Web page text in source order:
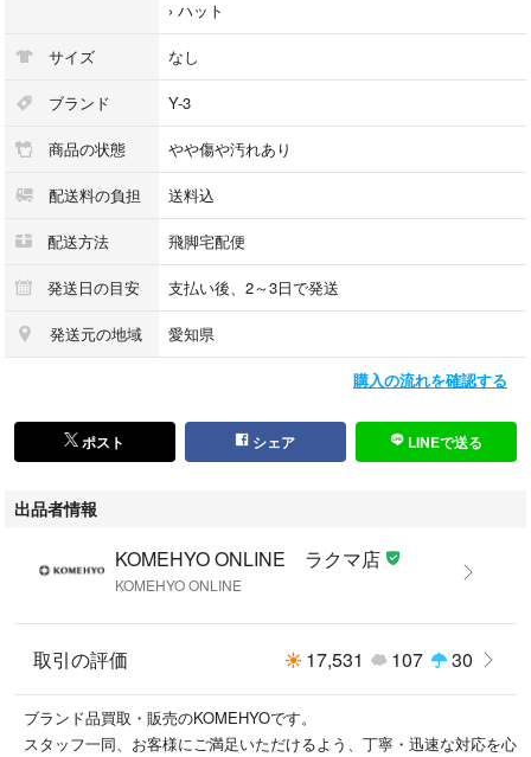
59
【カラー】
内側汚れ
内側・外側に擦れがあります。
■ご注意ください■
※付属情報について：表記または、写真に掲載のないものは付属しており
ません。
また、表記にないキズや汚れ等がある場合があります。
› ハット
サイズ なし
ブランド Y-3
商品の状態 やや傷や汚れあり
配送料の負担 送料込
配送方法 飛脚宅配便
発送日の目安 支払い後、2～3日で発送
発送元の地域 愛知県
購入の流れを確認する
ポスト シェア LINEで送る
出品者情報
KOMEHYO ONLINE ラクマ店
KOMEHYO ONLINE
取引の評価 17,531 107 30
ブランド品買取・販売のKOMEHYOです。
スタッフ一同、お客様にご満足いただけるよう、丁寧・迅速な対応を心